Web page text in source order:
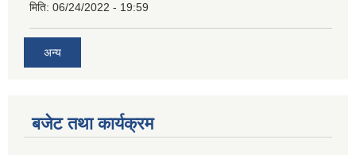
मिति: 06/24/2022 - 19:59
अन्य
बजेट तथा कार्यक्रम